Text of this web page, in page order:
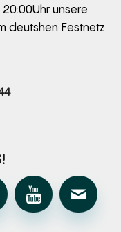
unsere
deutshen Festnetz